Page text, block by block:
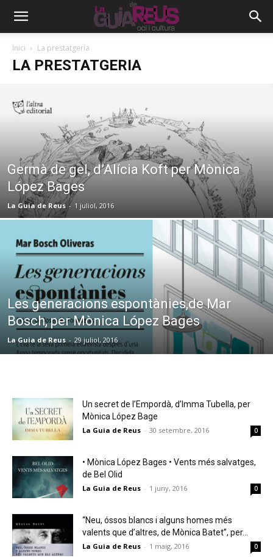
Inici La prestatgeria
LA PRESTATGERIA
Germà de gel, d’Alícia Koft per Mònica
López Bages
La Guia de Reus - 1 juliol, 2016
Les generacions espontànies,de Mar
Bosch, per Mònica López Bages
La Guia de Reus - 29 juliol, 2016
Un secret de l’Empordà, d’Imma Tubella, per
Mònica López Bage
La Guia de Reus - 30 setembre, 2016 0
• Mònica López Bages • Vents més salvatges,
de Bel Olid
La Guia de Reus - 1 juny, 2016 0
“Neu, óssos blancs i alguns homes més
valents que d’altres, de Mònica Batet”, per...
La Guia de Reus - 1 maig, 2016 0